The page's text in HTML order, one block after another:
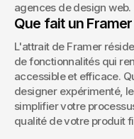
agences de design web.
Que fait un Framer
L'attrait de Framer
de fonctionnalités qui
accessible et efficace.
designer expérimenté,
simplifier votre
qualité de votre produit